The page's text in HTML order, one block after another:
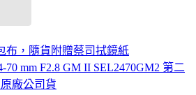
布，隨貨附贈蔡司拭鏡紙
70 mm F2.8 GM II SEL2470GM2 第二
廠公司貨